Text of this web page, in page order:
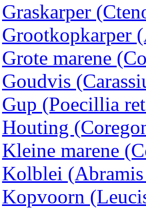
Graskarper
Grootkopkarper
Grote marene
Goudvis
Gup (Poecillia
Houting
Kleine marene
Kolblei
Kopvoorn